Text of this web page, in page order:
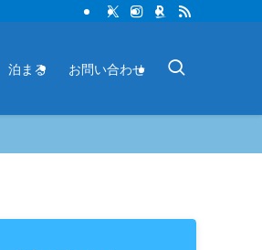
泊まる お問い合わせ